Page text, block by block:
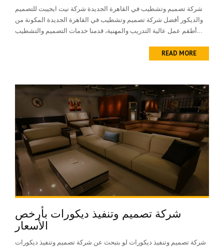
شركة تصميم وتشطيب في القاهرة الجديدة شركة نيت ايجيبت للتصميم
والديكور أفضل شركة تصميم وتشطيب في القاهرة الجديدة المكونة من
أطقم عمل عالية التدريب والمهنية، قدمنا خدمات التصميم والتشطيب...
READ MORE
شركة تصميم وتنفيذ ديكورات بأرخص
الأسعار
شركة تصميم وتنفيذ ديكورات لو بتبحث عن شركة تصميم وتنفيذ ديكورات